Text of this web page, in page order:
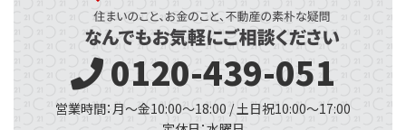
0120-439-051
営業時間：月～金10:00～18:00 / 土日祝10:00～17:00